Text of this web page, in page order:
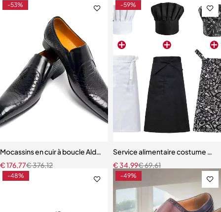
-53%
Mocassins en cuir à boucle Ald-on pour hommes
€376,12
€176,77
-59%
Service alimentaire costume de
€69,61
€34,99
-48% -49%